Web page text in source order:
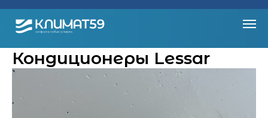
Кондиционеры Lessar